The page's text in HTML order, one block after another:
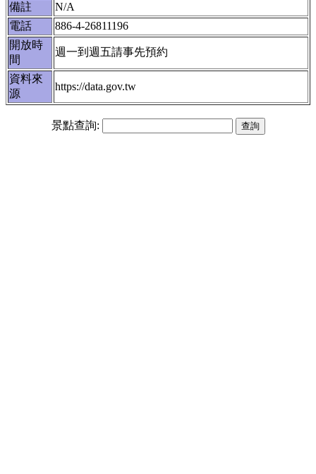
備註
N/A
電話
886-4-26811196
開放時
間
週一到週五請事先預約
資料來
源
https://data.gov.tw
景點查詢: